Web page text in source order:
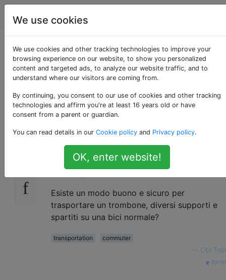
biciclette
Come trasportare
oggetti ingombranti
in bici
11
Sono un musicista per hobby e vorrei
trasportare i miei strumenti sulla bici perché
ci sono solo alcuni parcheggi ed è troppo
lontano per camminare.
Esiste un modo buono e sicuro per
trasportare un trombone, diversi supporti e
spartiti su una bici normale?
transportation
commuter
Obl Tobl
fonte
We use cookies
We use cookies and other tracking technologies to improve your
browsing experience on our website, to show you personalized
content and targeted ads, to analyze our website traffic, and to
understand where our visitors are coming from.
By continuing, you consent to our use of cookies and other tracking
technologies and affirm you're at least 16 years old or have
consent from a parent or guardian.
You can read details in our Cookie policy and Privacy policy.
OK, enter website!